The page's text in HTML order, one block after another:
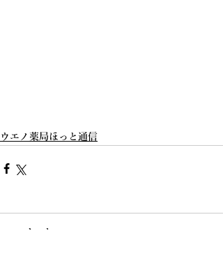
ウエノ薬局ほっと通信
コメント